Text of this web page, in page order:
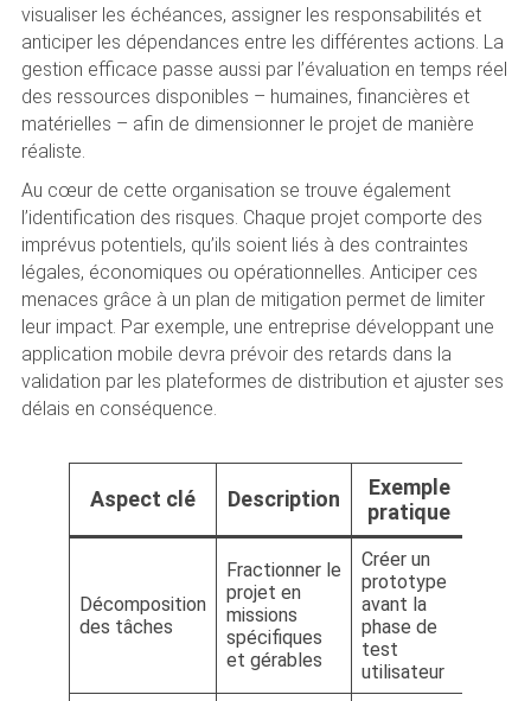
visualiser les échéances, assigner les responsabilités et
anticiper les dépendances entre les différentes actions. La
gestion efficace passe aussi par l’évaluation en temps réel
des ressources disponibles – humaines, financières et
matérielles – afin de dimensionner le projet de manière
réaliste.
Au cœur de cette organisation se trouve également
l’identification des risques. Chaque projet comporte des
imprévus potentiels, qu’ils soient liés à des contraintes
légales, économiques ou opérationnelles. Anticiper ces
menaces grâce à un plan de mitigation permet de limiter
leur impact. Par exemple, une entreprise développant une
application mobile devra prévoir des retards dans la
validation par les plateformes de distribution et ajuster ses
délais en conséquence.
Aspect clé Description
Exemple
pratique
Décomposition
des tâches
Fractionner le
projet en
missions
spécifiques
et gérables
Créer un
prototype
avant la
phase de
test
utilisateur